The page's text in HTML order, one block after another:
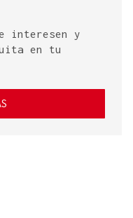
interesen y
en tu